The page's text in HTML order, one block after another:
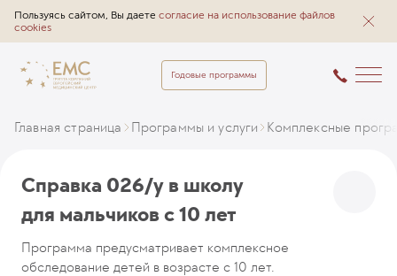
Пользуясь сайтом, Вы даете согласие на использование файлов
cookies
Годовые программы
Главная страница Программы и услуги Комплексные
Справка 026/у в школу
для мальчиков с 10 лет
Программа предусматривает комплексное
обследование детей в возрасте с 10 лет.